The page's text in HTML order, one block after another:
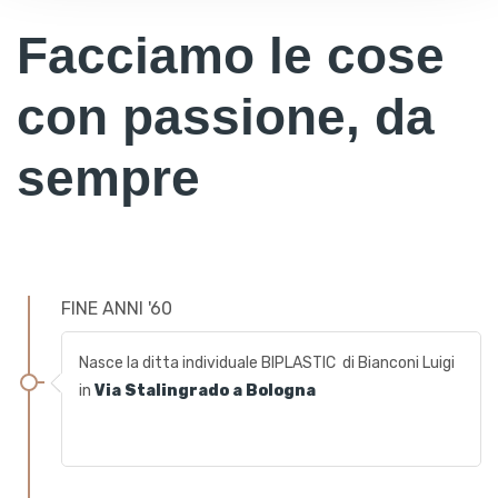
Facciamo le cose
con passione, da
sempre
FINE ANNI '60
Nasce la ditta individuale BIPLASTIC di Bianconi Luigi
in Via Stalingrado a Bologna